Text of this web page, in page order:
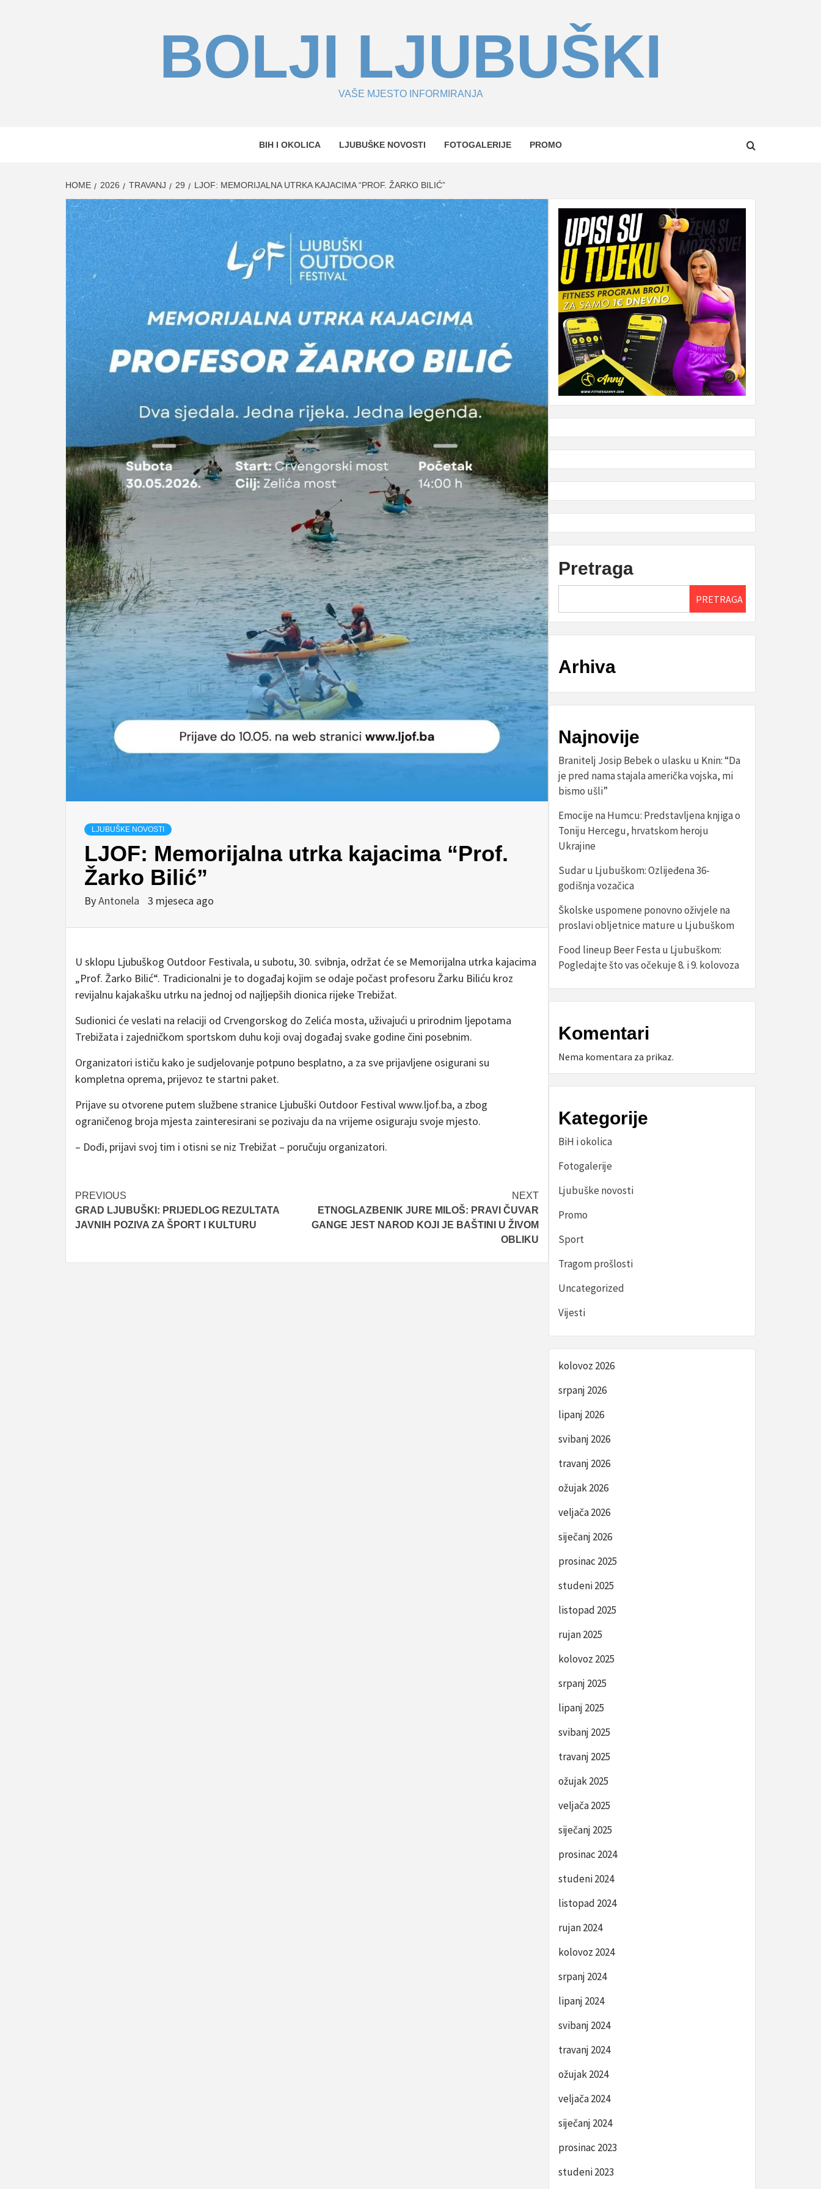
BOLJI LJUBUŠKI
VAŠE MJESTO INFORMIRANJA
BIH I OKOLICA LJUBUŠKE NOVOSTI FOTOGALERIJE PROMO
HOME 2026 TRAVANJ 29 LJOF: MEMORIJALNA UTRKA KAJACIMA “PROF. ŽARKO BILIĆ”
LJUBUŠKE NOVOSTI
LJOF: Memorijalna utrka kajacima “Prof.
Žarko Bilić”
ByAntonela 3 mjeseca ago
U sklopu Ljubuškog Outdoor Festivala, u subotu, 30. svibnja, održat će se Memorijalna utrka kajacima
„Prof. Žarko Bilić“. Tradicionalni je to događaj kojim se odaje počast profesoru Žarku Biliću kroz
revijalnu kajakašku utrku na jednoj od najljepših dionica rijeke Trebižat.
Sudionici će veslati na relaciji od Crvengorskog do Zelića mosta, uživajući u prirodnim ljepotama
Trebižata i zajedničkom sportskom duhu koji ovaj događaj svake godine čini posebnim.
Organizatori ističu kako je sudjelovanje potpuno besplatno, a za sve prijavljene osigurani su
kompletna oprema, prijevoz te startni paket.
Prijave su otvorene putem službene stranice Ljubuški Outdoor Festival www.ljof.ba, a zbog
ograničenog broja mjesta zainteresirani se pozivaju da na vrijeme osiguraju svoje mjesto.
– Dođi, prijavi svoj tim i otisni se niz Trebižat – poručuju organizatori.
Post
navigation
PREVIOUS
GRAD LJUBUŠKI: PRIJEDLOG REZULTATA
JAVNIH POZIVA ZA ŠPORT I KULTURU
NEXT
ETNOGLAZBENIK JURE MILOŠ: PRAVI ČUVAR
GANGE JEST NAROD KOJI JE BAŠTINI U ŽIVOM
OBLIKU
Pretraga
PRETRAGA
Arhiva
Najnovije
Branitelj Josip Bebek o ulasku u Knin: “Da
je pred nama stajala američka vojska, mi
bismo ušli”
Emocije na Humcu: Predstavljena knjiga o
Toniju Hercegu, hrvatskom heroju
Ukrajine
Sudar u Ljubuškom: Ozlijeđena 36-
godišnja vozačica
Školske uspomene ponovno oživjele na
proslavi obljetnice mature u Ljubuškom
Food lineup Beer Festa u Ljubuškom:
Pogledajte što vas očekuje 8. i 9. kolovoza
Komentari
Nema komentara za prikaz.
Kategorije
BiH i okolica
Fotogalerije
Ljubuške novosti
Promo
Sport
Tragom prošlosti
Uncategorized
Vijesti
kolovoz 2026
srpanj 2026
lipanj 2026
svibanj 2026
travanj 2026
ožujak 2026
veljača 2026
siječanj 2026
prosinac 2025
studeni 2025
listopad 2025
rujan 2025
kolovoz 2025
srpanj 2025
lipanj 2025
svibanj 2025
travanj 2025
ožujak 2025
veljača 2025
siječanj 2025
prosinac 2024
studeni 2024
listopad 2024
rujan 2024
kolovoz 2024
srpanj 2024
lipanj 2024
svibanj 2024
travanj 2024
ožujak 2024
veljača 2024
siječanj 2024
prosinac 2023
studeni 2023